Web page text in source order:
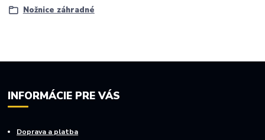
Nožnice záhradné
INFORMÁCIE PRE VÁS
Doprava a platba